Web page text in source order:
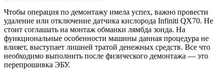
Чтобы операция по демонтажу имела успех, важно провести
удаление или отключение датчика кислорода Infiniti QX70. Не
стоит соглашать на монтаж обманки лямбда зонда. На
функциональные особенности машины данная процедура не
влияет, выступает лишней тратой денежных средств. Все что
необходимо выполнить после физического демонтажа — это
перепрошивка ЭБУ.